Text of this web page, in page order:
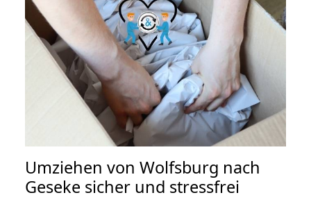
Umziehen von Wolfsburg nach
Geseke sicher und stressfrei